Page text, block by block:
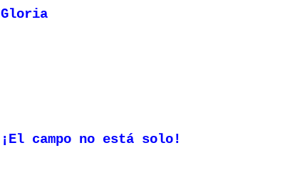
Gloria
¡El campo no está solo!